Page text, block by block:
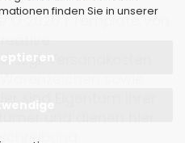
finden Sie in unserer
2026 | Template von
zzgl. Versandkosten
sind Eigentum Ihrer